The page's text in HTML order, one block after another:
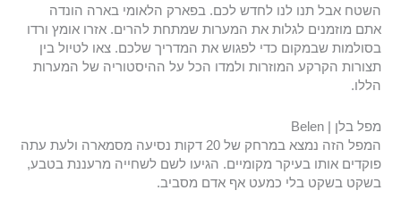
השטח אבל תנו לנו לחדש לכם. בפארק הלאומי בארה הונדה
אתם מוזמנים לגלות את המערות שמתחת להרים. אזרו אומץ ורדו
בסולמות שבמקום כדי לפגוש את המדריך שלכם. צאו לטיול בין
תצורות הקרקע המוזרות ולמדו הכל על ההיסטוריה של המערות
הללו.
מפל בלן | Belen
המפל הזה נמצא במרחק של 20 דקות נסיעה מסמארה ולעת עתה
פוקדים אותו בעיקר מקומיים. הגיעו לשם לשחייה מרעננת בטבע,
בשקט בשקט בלי כמעט אף אדם מסביב.